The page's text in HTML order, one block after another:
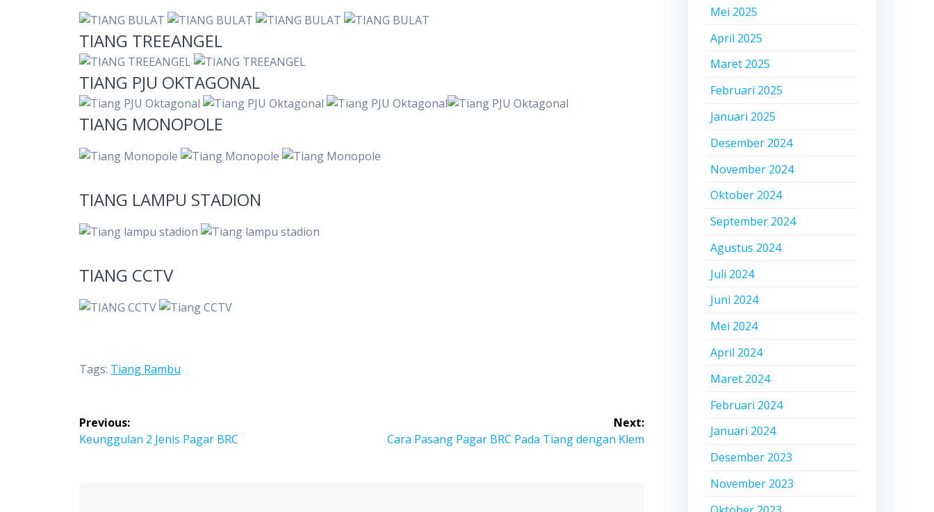
TIANG TREEANGEL
TIANG PJU OKTAGONAL
TIANG MONOPOLE
TIANG LAMPU STADION
TIANG CCTV
Tags: Tiang Rambu
Navigasi
pos
Previous:
Previous
Keunggulan 2 Jenis Pagar BRC
Next:
Next
Cara Pasang Pagar BRC Pada Tiang dengan Klem
Mei 2025
April 2025
Maret 2025
Februari 2025
Januari 2025
Desember 2024
November 2024
Oktober 2024
September 2024
Agustus 2024
Juli 2024
Juni 2024
Mei 2024
April 2024
Maret 2024
Februari 2024
Januari 2024
Desember 2023
November 2023